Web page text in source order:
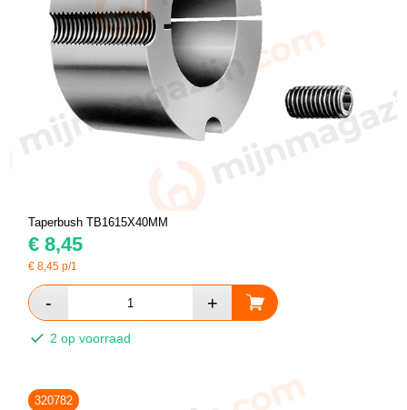
Taperbush TB1615X40MM
€ 8,45
€8,45 p/1
2 op voorraad
320782